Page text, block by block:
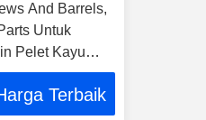
And Barrels,
Untuk
Pelet Kayu
Terbaik